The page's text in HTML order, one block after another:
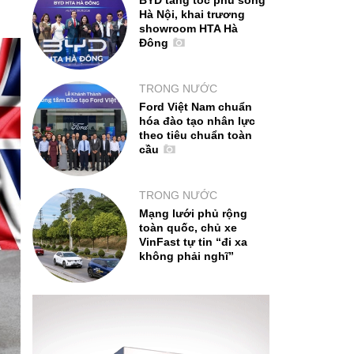
Hà Nội, khai trương
showroom HTA Hà
Đông
TRONG NƯỚC
Ford Việt Nam chuẩn
hóa đào tạo nhân lực
theo tiêu chuẩn toàn
cầu
TRONG NƯỚC
Mạng lưới phủ rộng
toàn quốc, chủ xe
VinFast tự tin “đi xa
không phải nghĩ”